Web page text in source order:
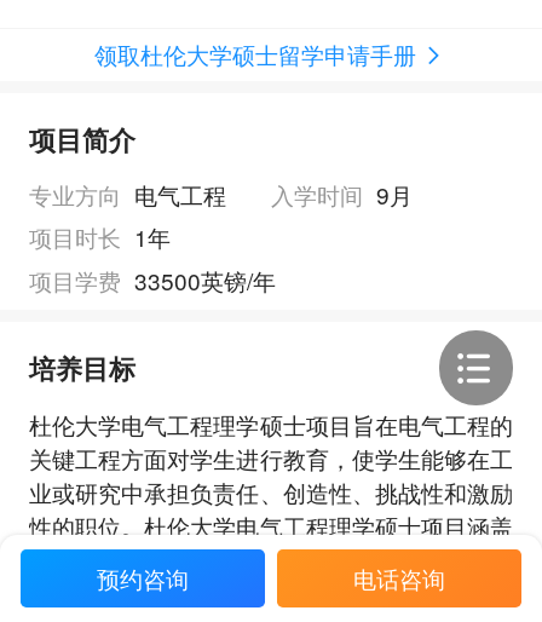
领取杜伦大学硕士留学申请手册
项目简介
专业方向 电气工程 入学时间 9月
项目时长 1年
项目学费 33500英镑/年
培养目标
杜伦大学电气工程理学硕士项目旨在电气工程的
关键工程方面对学生进行教育，使学生能够在工
业或研究中承担负责任、创造性、挑战性和激励
性的职位。杜伦大学电气工程理学硕士项目涵盖
电气工程的关键领域。除了技术背景，应用理论
概念的经验是通过主要的个人研发项目和团队设
预约咨询 电话咨询